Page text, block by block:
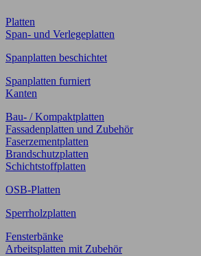
Platten
Span- und Verlegeplatten
Spanplatten beschichtet
Spanplatten furniert
Kanten
Bau- / Kompaktplatten
Fassadenplatten und Zubehör
Faserzementplatten
Brandschutzplatten
Schichtstoffplatten
OSB-Platten
Sperrholzplatten
Fensterbänke
Arbeitsplatten mit Zubehör